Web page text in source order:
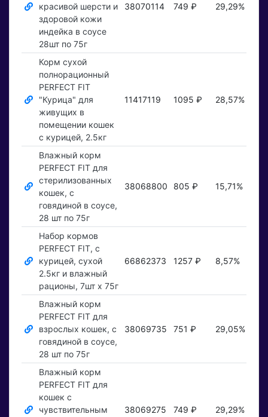
красивой шерсти и
здоровой кожи
индейка в соусе
28шт по 75г
38070114 749 ₽ 29,29%
Корм сухой
полнорационный
PERFECT FIT
"Курица" для
живущих в
помещении кошек
с курицей, 2.5кг
11417119 1095 ₽ 28,57%
Влажный корм
PERFECT FIT для
стерилизованных
кошек, с
говядиной в соусе,
28 шт по 75г
38068800 805 ₽ 15,71%
Набор кормов
PERFECT FIT, c
курицей, сухой
2.5кг и влажный
рационы, 7шт х 75г
66862373 1257 ₽ 8,57%
Влажный корм
PERFECT FIT для
взрослых кошек, с
говядиной в соусе,
28 шт по 75г
38069735 751 ₽ 29,05%
Влажный корм
PERFECT FIT для
кошек с
чувствительным
38069275 749 ₽ 29,29%